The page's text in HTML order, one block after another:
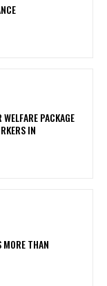
PACKAGE
IN
MORE THAN